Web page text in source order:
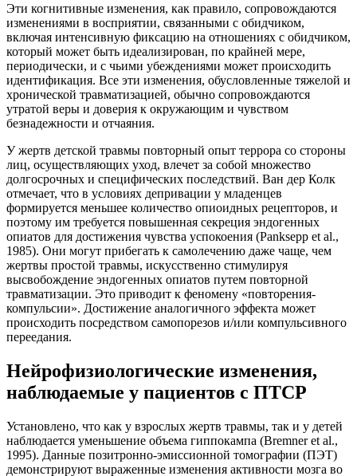
Эти когнитивные изменения, как правило, сопровождаются
изменениями в восприятии, связанными с обидчиком,
включая интенсивную фиксацию на отношениях с обидчиком,
который может быть идеализирован, по крайней мере,
периодически, и с чьими убеждениями может происходить
идентификация. Все эти изменения, обусловленные тяжелой и
хронической травматизацией, обычно сопровождаются
утратой веры и доверия к окружающим и чувством
безнадежности и отчаяния.
У жертв детской травмы повторный опыт террора со стороны
лиц, осуществляющих уход, влечет за собой множество
долгосрочных и специфических последствий. Ван дер Колк
отмечает, что в условиях депривации у младенцев
формируется меньшее количество опиоидных рецепторов, и
поэтому им требуется повышенная секреция эндогенных
опиатов для достижения чувства успокоения (Panksepp et al.,
1985). Они могут прибегать к самолечению даже чаще, чем
жертвы простой травмы, искусственно стимулируя
высвобождение эндогенных опиатов путем повторной
травматизации. Это приводит к феномену «повторения-
компульсии». Достижение аналогичного эффекта может
происходить посредством самопорезов и/или компульсивного
переедания.
Нейрофизиологические изменения,
наблюдаемые у пациентов с ПТСР
Установлено, что как у взрослых жертв травмы, так и у детей
наблюдается уменьшение объема гиппокампа (Bremner et al.,
1995). Данные позитронно-эмиссионной томографии (ПЭТ)
демонстрируют выраженные изменения активности мозга во